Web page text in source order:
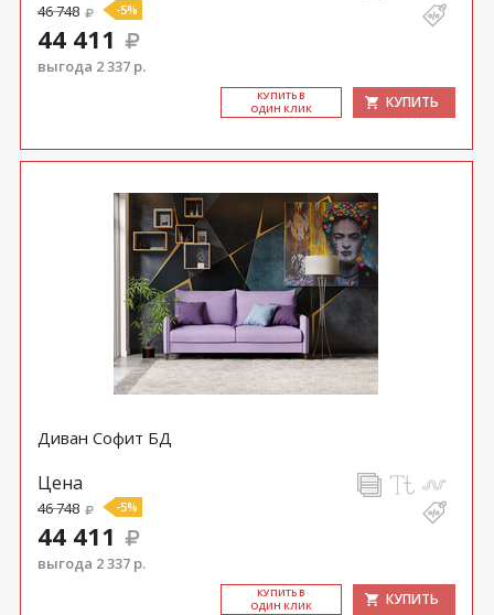
46 748 -5%
44 411
выгода 2 337 р.
КУ­ПИТЬ В
ОДИН КЛИК
КУПИТЬ
Диван Софит БД
Цена
46 748 -5%
44 411
выгода 2 337 р.
КУ­ПИТЬ В
ОДИН КЛИК
КУПИТЬ